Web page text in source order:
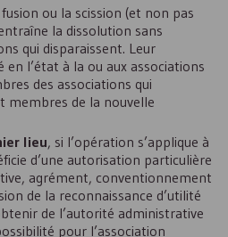
ou la scission (et non pas
la dissolution sans
qui disparaissent. Leur
l’état à la ou aux associations
des associations qui
membres de la nouvelle
lieu, si l’opération s’applique à
d’une autorisation particulière
agrément, conventionnement
de la reconnaissance d’utilité
de l’autorité administrative
pour l’association